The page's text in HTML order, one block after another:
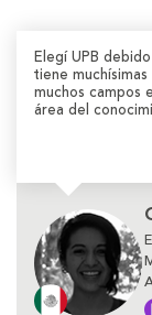
Elegí UPB
tiene
muchos campos
área del